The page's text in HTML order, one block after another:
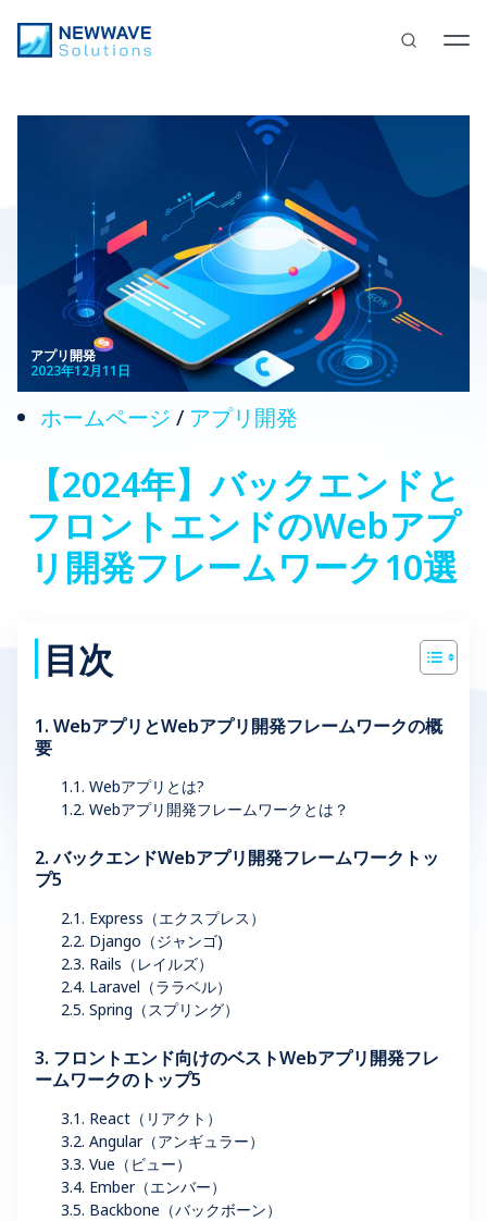
アプリ開発
2023年12月11日
ホームページ / アプリ開発
【2024年】バックエンドと
フロントエンドのWebアプ
リ開発フレームワーク10選
目次
1. WebアプリとWebアプリ開発フレームワークの概
要
1.1. Webアプリとは?
1.2. Webアプリ開発フレームワークとは？
2. バックエンドWebアプリ開発フレームワークトッ
プ5
2.1. Express（エクスプレス）
2.2. Django（ジャンゴ)
2.3. Rails（レイルズ）
2.4. ‎Laravel（ララベル）
2.5. Spring（スプリング）
3. フロントエンド向けのベストWebアプリ開発フレ
ームワークのトップ5
3.1. React（リアクト）
3.2. Angular（アンギュラー）
3.3. Vue（ビュー）
3.4. Ember（エンバー）
3.5. Backbone（バックボーン）